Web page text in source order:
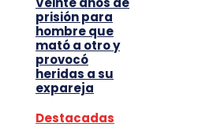
prisión para
hombre que
mató a otro y
provocó
heridas a su
expareja
Destacadas